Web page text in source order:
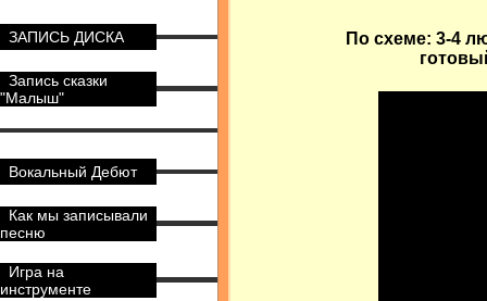
ЗАПИСЬ ДИСКА
Запись сказки
"Малыш"
Вокальный Дебют
Как мы записывали
песню
Игра на
инструменте
По схеме: 3-4